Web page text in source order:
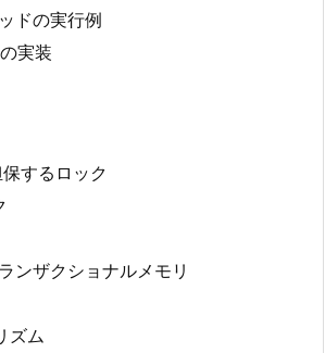
ドの実行例
実装
するロック
ンザクショナルメモリ
ズム